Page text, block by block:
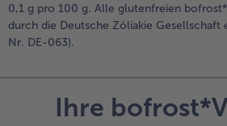
0,1 g pro 100 g. Alle glutenfreien
durch die Deutsche Zöliakie Gesellschaft
Nr. DE-063).
Ihre